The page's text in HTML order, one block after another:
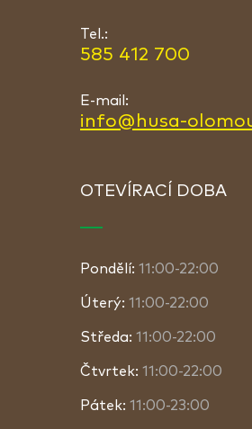
Tel.:
585 412 700
E-mail:
info@husa-
OTEVÍRACÍ DOBA
Pondělí: 11:00-22:00
Úterý: 11:00-22:00
Středa: 11:00-22:00
Čtvrtek: 11:00-22:00
Pátek: 11:00-23:00